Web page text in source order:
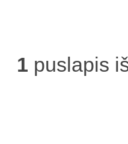
1 puslapis